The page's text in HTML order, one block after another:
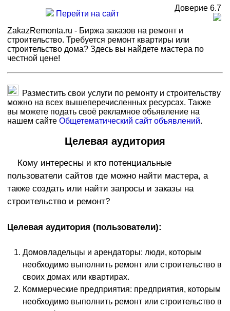
Перейти на сайт
Доверие 6.7
ZakazRemonta.ru - Биржа заказов на ремонт и
строительство. Требуется ремонт квартиры или
строительство дома? Здесь вы найдете мастера по
честной цене!
Разместить свои услуги по ремонту и строительству
можно на всех вышеперечисленных ресурсах. Также
вы можете подать своё рекламное объявление на
нашем сайте Общетематический сайт объявлений.
Целевая аудитория
Кому интересны и кто потенциальные
пользователи сайтов где можно найти мастера, а
также создать или найти запросы и заказы на
строительство и ремонт?
Целевая аудитория (пользователи):
Домовладельцы и арендаторы: люди, которым
необходимо выполнить ремонт или строительство в
своих домах или квартирах.
Коммерческие предприятия: предприятия, которым
необходимо выполнить ремонт или строительство в